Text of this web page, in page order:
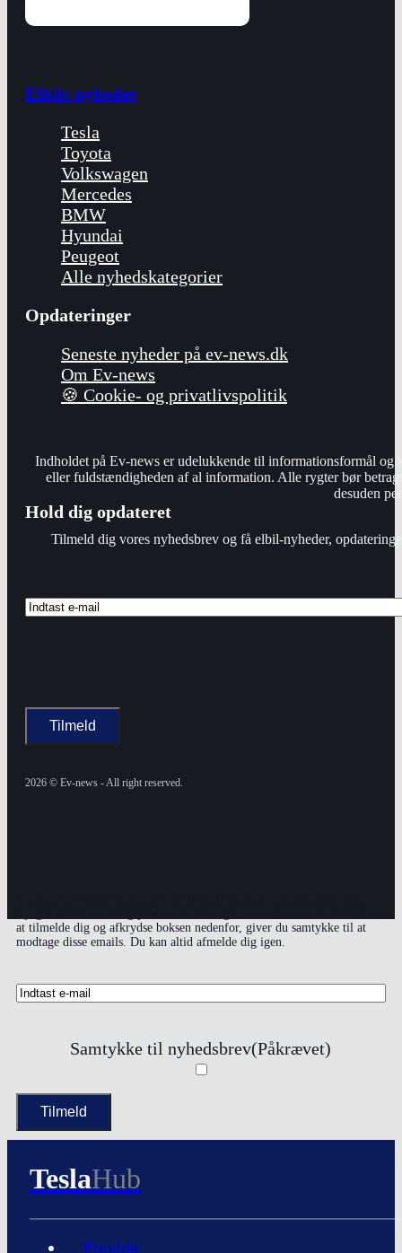
Elbils nyheder
Tesla
Toyota
Volkswagen
Mercedes
BMW
Hyundai
Peugeot
Alle nyhedskategorier
Opdateringer
Seneste nyheder på ev-news.dk
Om Ev-news
🍪 Cookie- og privatlivspolitik
Indholdet på Ev-news er udelukkende til informationsformål og
eller fuldstændigheden af al information. Alle rygter bør
desuden
Hold dig opdateret
Tilmeld dig vores nyhedsbrev og få elbil-nyheder,
2026 © Ev-news - All right reserved.
at tilmelde dig og afkrydse boksen nedenfor, giver du samtykke til at
modtage disse emails. Du kan altid afmelde dig igen.
Samtykke til nyhedsbrev(Påkrævet)
TeslaHub
Forside